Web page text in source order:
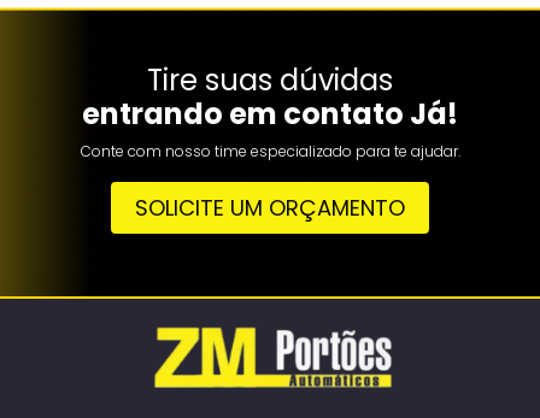
Tire suas dúvidas
entrando em contato Já!
Conte com nosso time especializado para te ajudar.
SOLICITE UM ORÇAMENTO